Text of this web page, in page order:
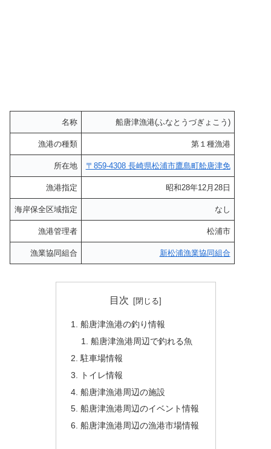
名称 船唐津漁港(ふなとうづぎょこう)
漁港の種類 第１種漁港
所在地 〒859-4308 長崎県松浦市鷹島町舩唐津免
漁港指定 昭和28年12月28日
海岸保全区域指定 なし
漁港管理者 松浦市
漁業協同組合 新松浦漁業協同組合
目次
船唐津漁港の釣り情報
船唐津漁港周辺で釣れる魚
駐車場情報
トイレ情報
船唐津漁港周辺の施設
船唐津漁港周辺のイベント情報
船唐津漁港周辺の漁港市場情報